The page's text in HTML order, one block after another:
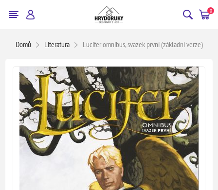
0
Domů Literatura Lucifer omnibus, svazek první (základní verze)